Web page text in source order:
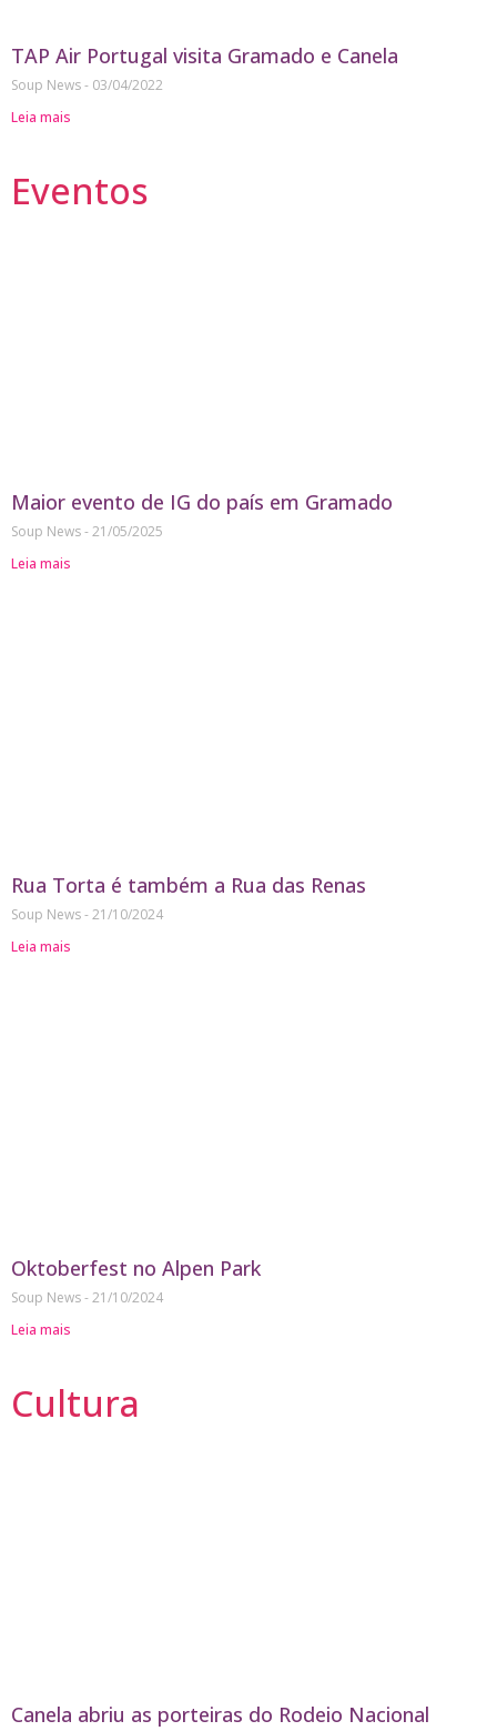
TAP Air Portugal visita Gramado e Canela
Soup News
03/04/2022
Leia mais
Eventos
Maior evento de IG do país em Gramado
Soup News 21/05/2025
Leia mais
Rua Torta é também a Rua das Renas
Soup News 21/10/2024
Leia mais
Oktoberfest no Alpen Park
Soup News 21/10/2024
Leia mais
Cultura
Canela abriu as porteiras do Rodeio Nacional